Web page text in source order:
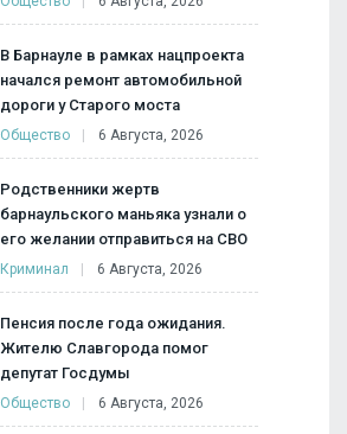
В Барнауле в рамках нацпроекта
начался ремонт автомобильной
дороги у Старого моста
Общество 6 Августа, 2026
Родственники жертв
барнаульского маньяка узнали о
его желании отправиться на СВО
Криминал 6 Августа, 2026
Пенсия после года ожидания.
Жителю Славгорода помог
депутат Госдумы
Общество 6 Августа, 2026